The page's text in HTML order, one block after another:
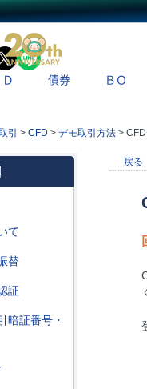
X
Ｄ 債券 ＢＯ
引 > CFD > デモ取引方法 >
て
替
証
暗証番号・
戻る